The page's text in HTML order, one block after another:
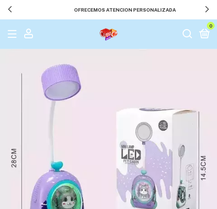
OFRECEMOS ATENCION PERSONALIZADA
0